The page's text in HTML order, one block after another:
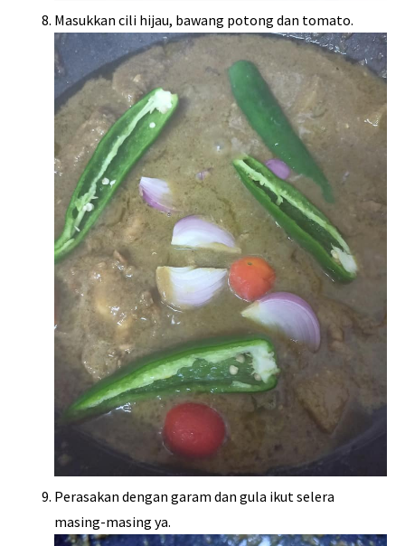
Masukkan cili hijau, bawang potong dan tomato.
Perasakan dengan garam dan gula ikut selera
masing-masing ya.